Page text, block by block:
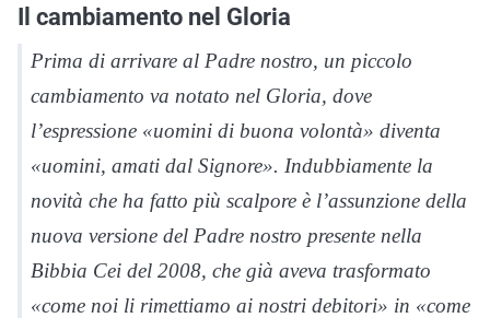
Il cambiamento nel Gloria
Prima di arrivare al Padre nostro, un piccolo
cambiamento va notato nel Gloria, dove
l’espressione «uomini di buona volontà» diventa
«uomini, amati dal Signore». Indubbiamente la
novità che ha fatto più scalpore è l’assunzione della
nuova versione del Padre nostro presente nella
Bibbia Cei del 2008, che già aveva trasformato
«come noi li rimettiamo ai nostri debitori» in «come